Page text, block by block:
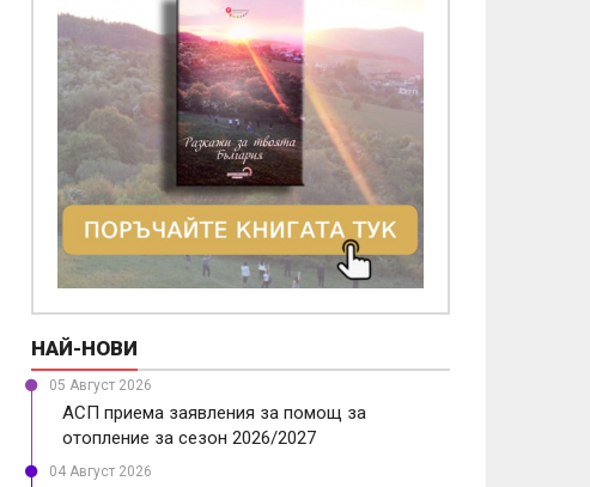
НАЙ-НОВИ
05 Август 2026
АСП приема заявления за помощ за
отопление за сезон 2026/2027
04 Август 2026